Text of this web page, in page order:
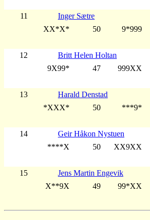
11
Inger Sætre
XX*X*
50 9*999
12
Britt Helen Holtan
9X99*
47 999XX
13
Harald Denstad
*XXX*
50 ***9*
14
Geir Håkon Nystuen
****X
50 XX9XX
15
Jens Martin Engevik
X**9X
49 99*XX